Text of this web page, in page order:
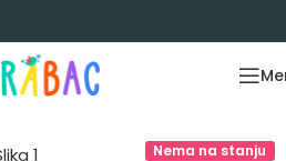
dug rukav
Nema na stanju